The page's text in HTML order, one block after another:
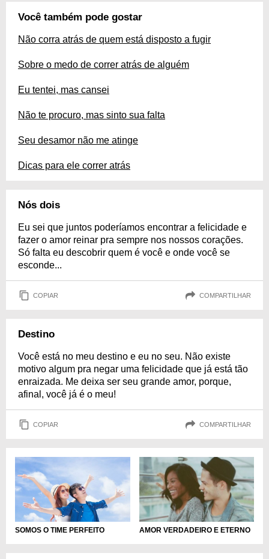
Você também pode gostar
Não corra atrás de quem está disposto a fugir
Sobre o medo de correr atrás de alguém
Eu tentei, mas cansei
Não te procuro, mas sinto sua falta
Seu desamor não me atinge
Dicas para ele correr atrás
Nós dois
Eu sei que juntos poderíamos encontrar a felicidade e
fazer o amor reinar pra sempre nos nossos corações.
Só falta eu descobrir quem é você e onde você se
esconde...
COPIAR COMPARTILHAR
Destino
Você está no meu destino e eu no seu. Não existe
motivo algum pra negar uma felicidade que já está tão
enraizada. Me deixa ser seu grande amor, porque,
afinal, você já é o meu!
COPIAR COMPARTILHAR
SOMOS O TIME PERFEITO AMOR VERDADEIRO E ETERNO